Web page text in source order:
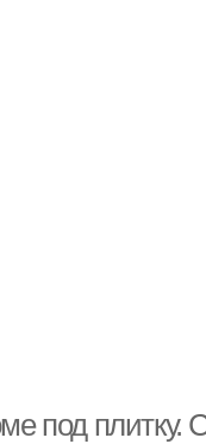
под плитку.